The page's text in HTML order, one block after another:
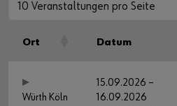
10 Veranstaltungen pro Seite
Würth Köln
15.09.2026 –
16.09.2026
Ort Datum